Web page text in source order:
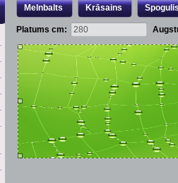
Melnbalts Krāsains
Platums cm: